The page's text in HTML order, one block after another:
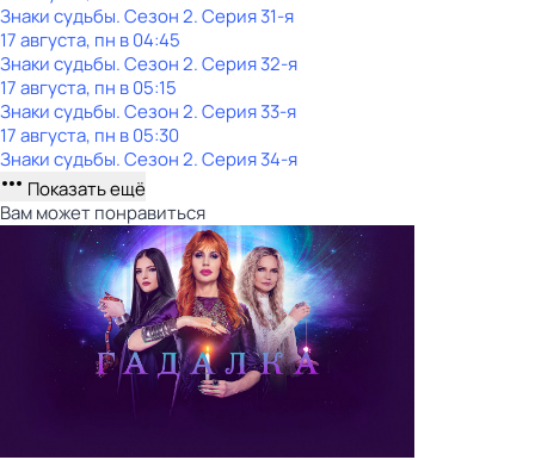
Знаки судьбы. Сезон 2. Серия 31-я
17 августа, пн в 04:45
Знаки судьбы. Сезон 2. Серия 32-я
17 августа, пн в 05:15
Знаки судьбы. Сезон 2. Серия 33-я
17 августа, пн в 05:30
Знаки судьбы. Сезон 2. Серия 34-я
Показать ещё
Вам может понравиться